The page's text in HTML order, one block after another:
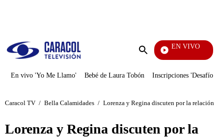
Enviar
EN VIVO
Yo Me Llamo
En vivo 'Yo Me Llamo' Bebé de Laura Tobón Inscripciones 'Desafío'
Caracol TV / Bella Calamidades / Lorenza y Regina discuten por la relación
Lorenza y Regina discuten por la